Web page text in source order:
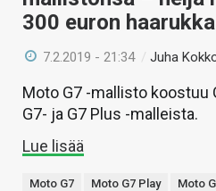
300 euron
7.2.2019 - 21:34 /Juha
Moto G7 -mallisto koostuu
G7- ja G7 Plus -malleista.
Lue lisää
Moto G7 Moto G7 Play Moto